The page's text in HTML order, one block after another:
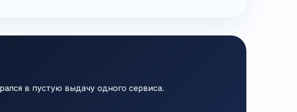
в пустую выдачу одного сервиса.